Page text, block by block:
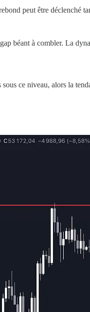
peut être déclenché
béant à combler. La
ce niveau, alors la